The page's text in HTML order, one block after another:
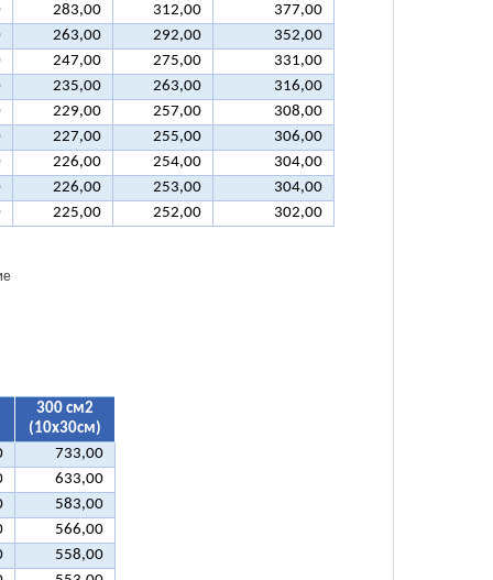
283,00 312,00
377,00
263,00 292,00
352,00
247,00 275,00
331,00
235,00 263,00
316,00
229,00 257,00
308,00
227,00 255,00
306,00
226,00 254,00
304,00
226,00 253,00
304,00
225,00 252,00 302,00
300 см2
(10х30см)
733,00
633,00
583,00
566,00
558,00